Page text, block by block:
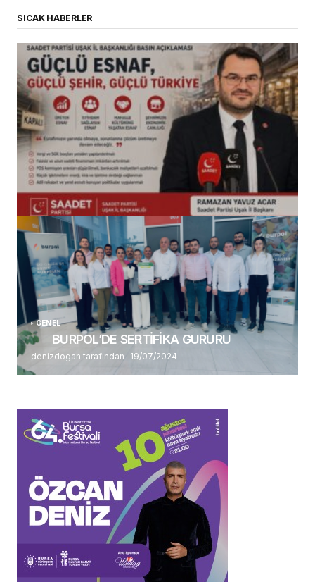
SICAK HABERLER
(başlıksız)
Alaattin Karahan tarafından 14/07/2026
GENEL
BURPOL’DE SERTİFİKA GURURU
denizdogan tarafından 19/07/2024